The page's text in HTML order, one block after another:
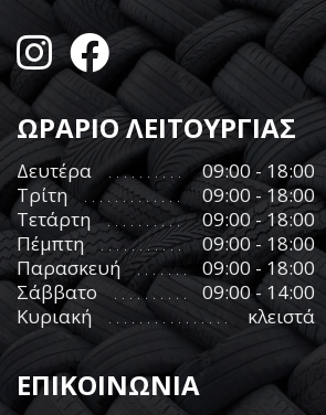
ΩΡΑΡΙΟ ΛΕΙΤΟΥΡΓΙΑΣ
Δευτέρα
09:00 - 18:00
Τρίτη
09:00 - 18:00
Τετάρτη
09:00 - 18:00
Πέμπτη
09:00 - 18:00
Παρασκευή
09:00 - 18:00
Σάββατο
09:00 - 14:00
Κυριακή
κλειστά
ΕΠΙΚΟΙΝΩΝΙΑ